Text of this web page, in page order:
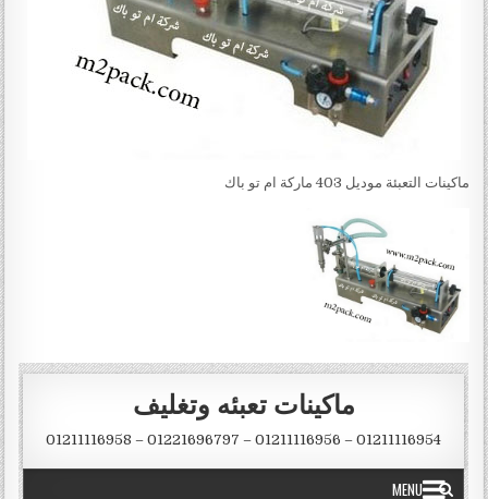
ماكينات التعبئة موديل 403 ماركة ام تو باك